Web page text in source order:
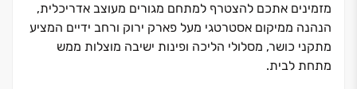
מזמינים אתכם להצטרף למתחם מגורים מעוצב אדריכלית,
הנהנה ממיקום אסטרטגי מעל פארק ירוק ורחב ידיים המציע
מתקני כושר, מסלולי הליכה ופינות ישיבה מוצלות ממש
מתחת לבית.